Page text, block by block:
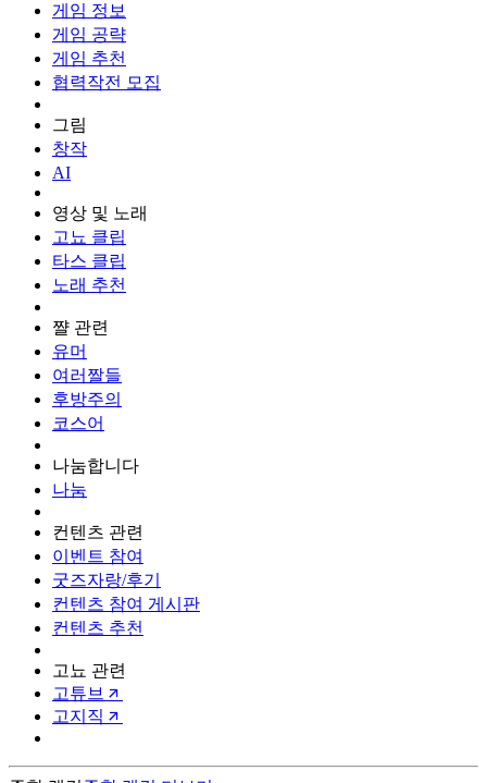
게임 정보
게임 공략
게임 추천
협력작전 모집
그림
창작
AI
영상 및 노래
고뇨 클립
타스 클립
노래 추천
쨜 관련
유머
여러짤들
후방주의
코스어
나눔합니다
나눔
컨텐츠 관련
이벤트 참여
굿즈자랑/후기
컨텐츠 참여 게시판
컨텐츠 추천
고뇨 관련
고튜브
고지직